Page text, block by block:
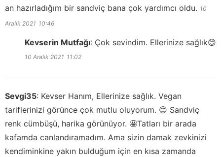
an hazırladığım bir sandviç bana çok yardımcı oldu. 10
Aralık 2021 10:46
Kevserin Mutfağı: Çok sevindim. Ellerinize sağlık😊
10 Aralık 2021 11:02
Sevgi35: Kevser Hanım, Ellerinize sağlık. Vegan
tariflerinizi görünce çok mutlu oluyorum. 😊 Sandviç
renk cümbüşü, harika görünüyor. 🤩Tatları bir arada
kafamda canlandıramadım. Ama sizin damak zevkinizi
kendiminkine yakın bulduğum için en kısa zamanda